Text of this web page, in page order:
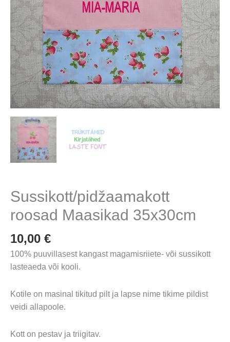
Sussikott/pidžaamakott
roosad Maasikad 35x30cm
10,00 €
100% puuvillasest kangast magamisriiete- või sussikott
lasteaeda või kooli.
Kotile on masinal tikitud pilt ja lapse nime tikime pildist
veidi allapoole.
Kott on pestav ja triigitav.